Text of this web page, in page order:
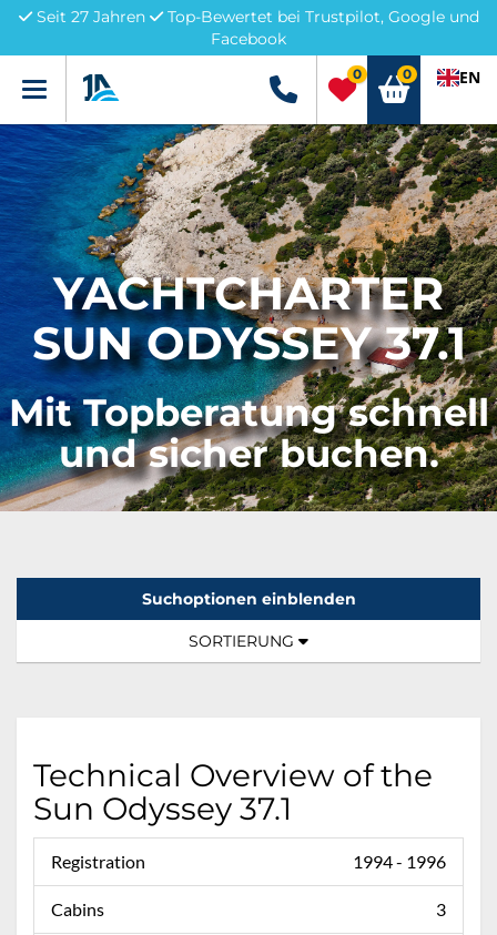
Seit 27 Jahren
Top-Bewertet bei Trustpilot, Google und
Facebook
Menü +49 5741 3222690
0 0 EN
YACHTCHARTER
SUN ODYSSEY 37.1
Mit Topberatung schnell
und sicher buchen.
Suchoptionen einblenden
TOGGLE NAVIGATION
SORTIERUNG
Technical Overview of the
Sun Odyssey 37.1
Registration 1994 - 1996
Cabins 3